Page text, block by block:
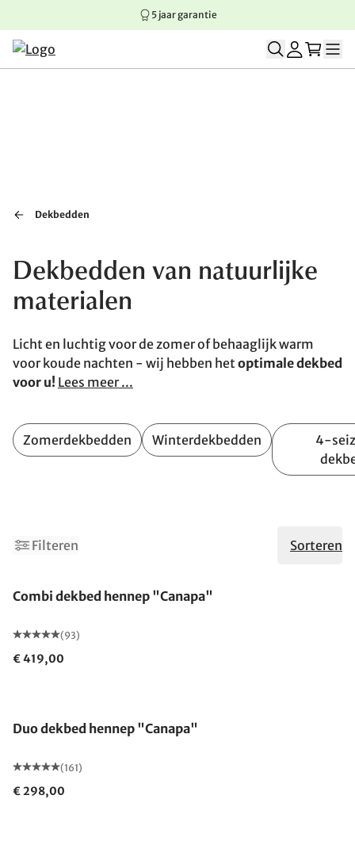
Springen naar hoofdinhoud
Springen naar hoofdnavigatie
Springen naar voettekst
5 jaar garantie
Dekbedden
Dekbedden van natuurlijke
materialen
Licht en luchtig voor de zomer of behaaglijk warm
voor koude nachten - wij hebben hetoptimale dekbed
voor u! Lees meer ...
Zomerdekbedden Winterdekbedden
4-
Filteren Sorteren
Combi dekbed hennep "Canapa"
(93)
€ 419,00
Duo dekbed hennep "Canapa"
(161)
€ 298,00